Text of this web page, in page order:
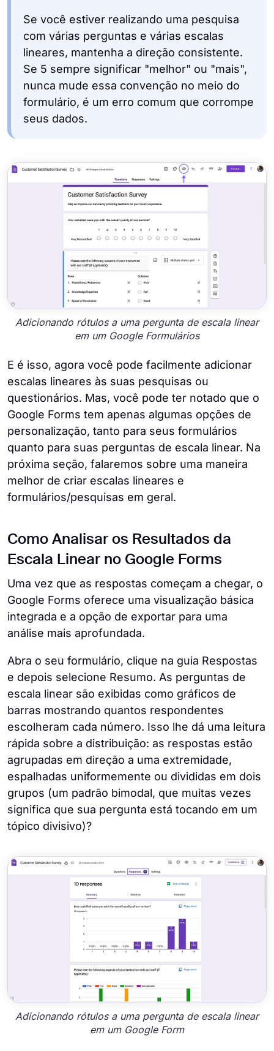
Se você estiver realizando uma pesquisa
com várias perguntas e várias escalas
lineares, mantenha a direção consistente.
Se 5 sempre significar "melhor" ou "mais",
nunca mude essa convenção no meio do
formulário, é um erro comum que corrompe
seus dados.
Adicionando rótulos a uma pergunta de escala linear
em um Google Formulários
E é isso, agora você pode facilmente adicionar
escalas lineares às suas pesquisas ou
questionários. Mas, você pode ter notado que o
Google Forms tem apenas algumas opções de
personalização, tanto para seus formulários
quanto para suas perguntas de escala linear. Na
próxima seção, falaremos sobre uma maneira
melhor de criar escalas lineares e
formulários/pesquisas em geral.
Como Analisar os Resultados da
Escala Linear no Google Forms
Uma vez que as respostas começam a chegar, o
Google Forms oferece uma visualização básica
integrada e a opção de exportar para uma
análise mais aprofundada.
Abra o seu formulário, clique na guia Respostas
e depois selecione Resumo. As perguntas de
escala linear são exibidas como gráficos de
barras mostrando quantos respondentes
escolheram cada número. Isso lhe dá uma leitura
rápida sobre a distribuição: as respostas estão
agrupadas em direção a uma extremidade,
espalhadas uniformemente ou divididas em dois
grupos (um padrão bimodal, que muitas vezes
significa que sua pergunta está tocando em um
tópico divisivo)?
Adicionando rótulos a uma pergunta de escala linear
em um Google Form